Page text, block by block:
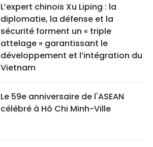
L’expert chinois Xu Liping : la
diplomatie, la défense et la
sécurité forment un « triple
attelage » garantissant le
développement et l’intégration du
Vietnam
Le 59e anniversaire de l'ASEAN
célébré à Hô Chi Minh-Ville